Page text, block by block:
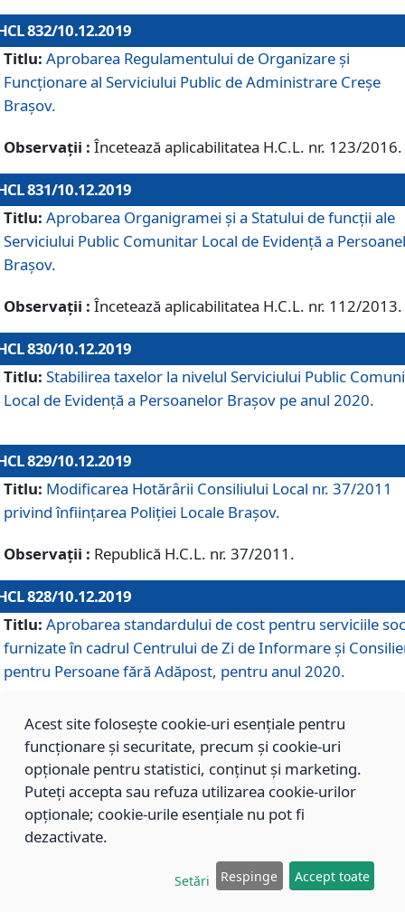
832/10.12.2019
Titlu: Aprobarea Regulamentului de Organizare și
Funcționare al Serviciului Public de Administrare Creșe
Brașov.
Observații : Încetează aplicabilitatea H.C.L. nr. 123/2016.
831/10.12.2019
Titlu: Aprobarea Organigramei și a Statului de funcții ale
Serviciului Public Comunitar Local de Evidență a
Brașov.
Observații : Încetează aplicabilitatea H.C.L. nr. 112/2013.
830/10.12.2019
Titlu: Stabilirea taxelor la nivelul Serviciului Public
Local de Evidenţă a Persoanelor Braşov pe anul 2020.
829/10.12.2019
Titlu: Modificarea Hotărârii Consiliului Local nr. 37/2011
privind înființarea Poliției Locale Brașov.
Observații : Republică H.C.L. nr. 37/2011.
828/10.12.2019
Titlu: Aprobarea standardului de cost pentru serviciile
furnizate în cadrul Centrului de Zi de Informare și
pentru Persoane fără Adăpost, pentru anul 2020.
827/10.12.2019
Aprobarea standardului de cost pentru serviciile
furnizate în cadrul Centrului Rezidențial pentru Persoane
Adăpost, pentru anul 2020.
Aprobarea standardului de cost pentru serviciile
Acest site folosește cookie-uri esențiale pentru
funcționare și securitate, precum și cookie-uri
opționale pentru statistici, conținut și marketing.
Puteți accepta sau refuza utilizarea cookie-urilor
opționale; cookie-urile esențiale nu pot fi
dezactivate.
Setări Respinge Accept toate